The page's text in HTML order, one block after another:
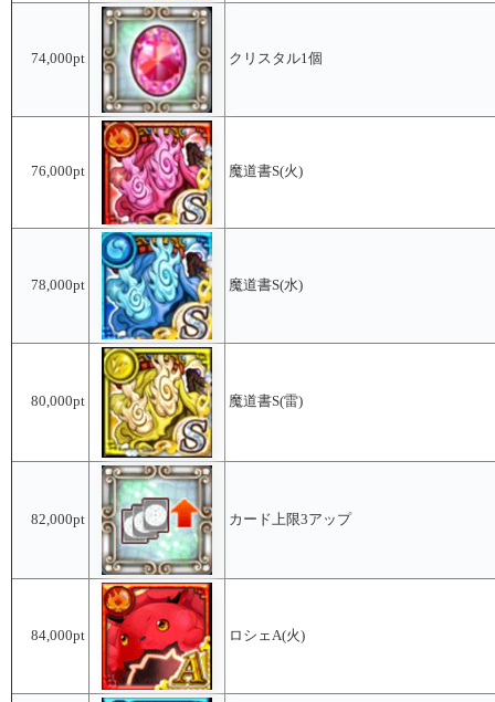
74,000pt クリスタル1個
76,000pt 魔道書S(火)
78,000pt 魔道書S(水)
80,000pt 魔道書S(雷)
82,000pt カード上限3アップ
84,000pt ロシェA(火)